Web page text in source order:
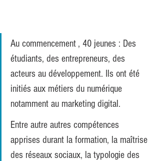
Au commencement , 40 jeunes : Des
étudiants, des entrepreneurs, des
acteurs au développement. Ils ont été
initiés aux métiers du numérique
notamment au marketing digital.
Entre autre autres compétences
apprises durant la formation, la maîtrise
des réseaux sociaux, la typologie des